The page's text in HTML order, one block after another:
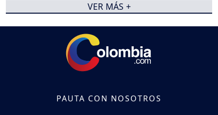
VER MÁS +
PAUTA CON NOSOTROS